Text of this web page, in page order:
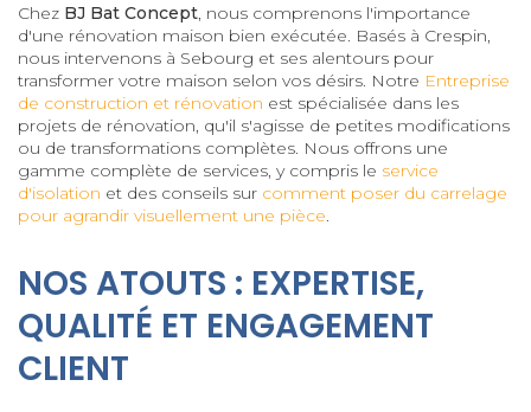
Chez BJ Bat Concept, nous comprenons l'importance
d'une rénovation maison bien exécutée. Basés à Crespin,
nous intervenons à Sebourg et ses alentours pour
transformer votre maison selon vos désirs. Notre Entreprise
de construction et rénovation est spécialisée dans les
projets de rénovation, qu'il s'agisse de petites modifications
ou de transformations complètes. Nous offrons une
gamme complète de services, y compris le service
d'isolation et des conseils sur comment poser du carrelage
pour agrandir visuellement une pièce.
NOS ATOUTS : EXPERTISE,
QUALITÉ ET ENGAGEMENT
CLIENT